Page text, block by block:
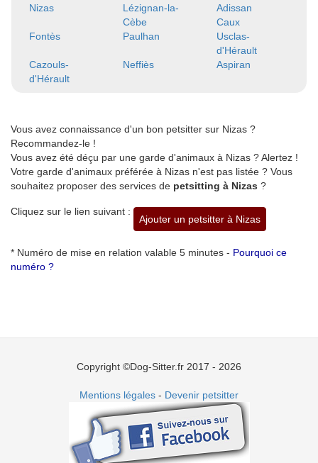
Nizas
Lézignan-la-
Cèbe
Adissan
Caux
Fontès
Paulhan
Usclas-
d'Hérault
Cazouls-
d'Hérault
Neffiès Aspiran
Vous avez connaissance d'un bon petsitter sur Nizas ?
Recommandez-le !
Vous avez été déçu par une garde d'animaux à Nizas ? Alertez !
Votre garde d'animaux préférée à Nizas n'est pas listée ? Vous
souhaitez proposer des services de petsitting à Nizas ?
Cliquez sur le lien suivant :
Ajouter un petsitter à Nizas
* Numéro de mise en relation valable 5 minutes - Pourquoi ce
numéro ?
Copyright ©Dog-Sitter.fr 2017 - 2026
Mentions légales - Devenir petsitter